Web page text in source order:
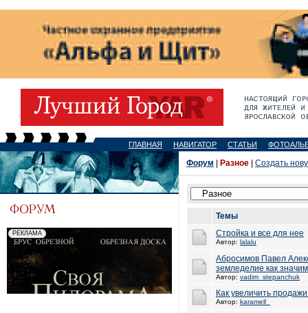
ГЛАВНАЯ НАВИГАТОР СТАТЬИ
Форум Разное Создать
Темы
Стройка и все для нее
Автор: lalalu
Абросимов Павел
земледелие как
Автор: vadim_stepanchuk
Как увеличить
Автор: karamell_